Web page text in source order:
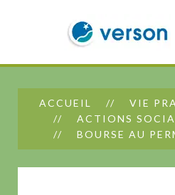
ACCUEIL
VIE
ACTIONS
BOURSE AU